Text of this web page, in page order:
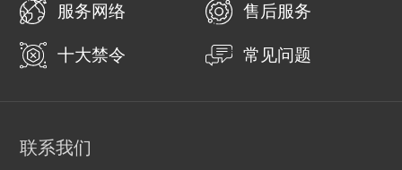
服务网络 售后服务
十大禁令 常见问题
联系我们